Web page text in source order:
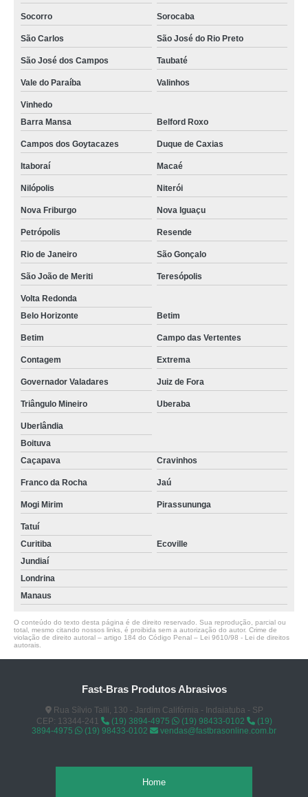
Socorro Sorocaba
São Carlos São José do Rio Preto
São José dos Campos Taubaté
Vale do Paraíba Valinhos
Vinhedo
Barra Mansa
Belford Roxo
Campos dos Goytacazes Duque de Caxias
Itaboraí Macaé
Nilópolis Niterói
Nova Friburgo Nova Iguaçu
Petrópolis Resende
Rio de Janeiro São Gonçalo
São João de Meriti Teresópolis
Volta Redonda
Belo Horizonte
Betim
Betim Campo das Vertentes
Contagem Extrema
Governador Valadares Juiz de Fora
Triângulo Mineiro Uberaba
Uberlândia
Boituva
Caçapava
Cravinhos
Franco da Rocha Jaú
Mogi Mirim Pirassununga
Tatuí
Curitiba
Ecoville
Jundiaí
Londrina
Manaus
O conteúdo do texto desta página é de direito reservado. Sua reprodução, parcial ou
total, mesmo citando nossos links, é proibida sem a autorização do autor. Crime de
violação de direito autoral – artigo 184 do Código Penal – Lei 9610/98 - Lei de direitos
autorais
Fast-Bras Produtos Abrasivos
Rua Sílvio Talli, 130 - Jardim Califórnia - Indaiatuba - SP
CEP: 13344-241
(19) 3894-4975 (19) 98433-0102
(19)
3894-4975
(19) 98433-0102 vendas@fastbrasonline.com.br
Home